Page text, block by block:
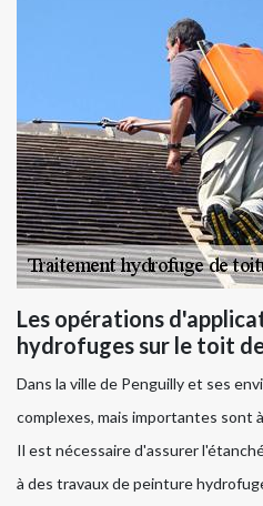
Les opérations
hydrofuges sur le toit
Dans la ville de Penguilly et ses
complexes, mais importantes sont
Il est nécessaire d'assurer
à des travaux de peinture